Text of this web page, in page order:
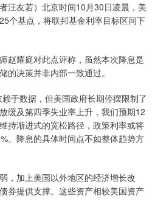
友若）北京时间10月30日凌晨，美
个基点，将联邦基金利率目标区间下
耀庭对此点评称，虽然本次降息是
的决策并非内部一致通过。
于数据，但美国政府长期停摆限制了
缓及第四季失业率上升，我们预期12
持渐进式的宽松路径，政策利率或将
。降息的具体时间点不如整体趋势方
加上美国以外地区的经济增长改
券提供支撑。这些资产相较美国资产